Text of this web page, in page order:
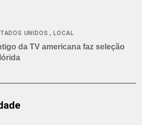
UNIDOS ,LOCAL
da TV americana faz seleção